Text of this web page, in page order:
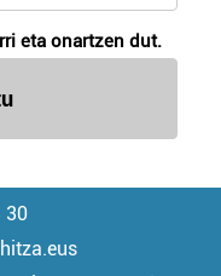
eta onartzen dut.
30